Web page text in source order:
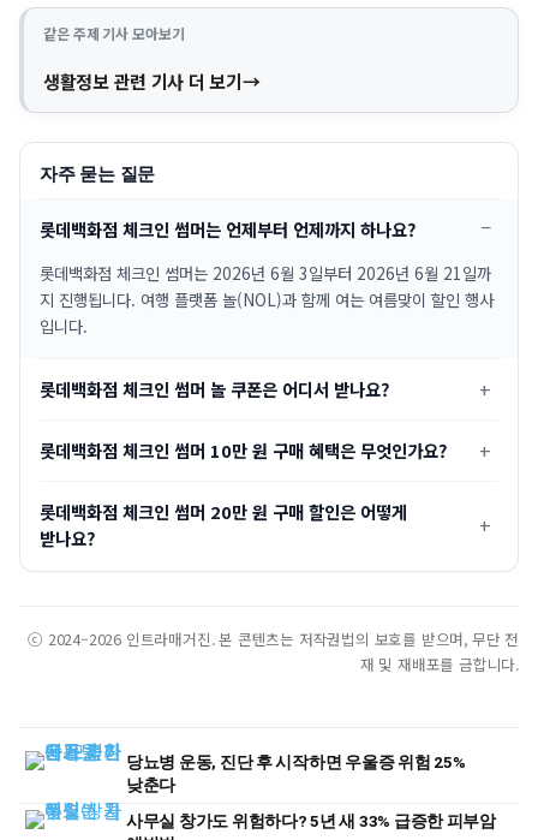
같은 주제 기사 모아보기
생활정보 관련 기사 더 보기
자주 묻는 질문
롯데백화점 체크인 썸머는 언제부터 언제까지 하나요?
롯데백화점 체크인 썸머는 2026년 6월 3일부터 2026년 6월 21일까
지 진행됩니다. 여행 플랫폼 놀(NOL)과 함께 여는 여름맞이 할인 행사
입니다.
롯데백화점 체크인 썸머 놀 쿠폰은 어디서 받나요?
롯데백화점 체크인 썸머 10만 원 구매 혜택은 무엇인가요?
롯데백화점 체크인 썸머 20만 원 구매 할인은 어떻게
받나요?
ⓒ 2024–2026 인트라매거진. 본 콘텐츠는 저작권법의 보호를 받으며, 무단 전
재 및 재배포를 금합니다.
당뇨병 운동, 진단 후 시작하면 우울증 위험 25%
낮춘다
사무실 창가도 위험하다? 5년 새 33% 급증한 피부암